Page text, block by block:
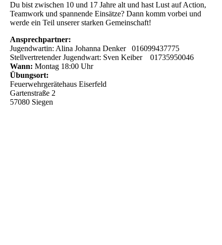
Du bist zwischen 10 und 17 Jahre alt und hast Lust auf Action,
Teamwork und spannende Einsätze? Dann komm vorbei und
werde ein Teil unserer starken Gemeinschaft!
Ansprechpartner:
Jugendwartin: Alina Johanna Denker 016099437775
Stellvertretender Jugendwart: Sven Keiber 01735950046
Wann: Montag 18:00 Uhr
Übungsort:
Feuerwehrgerätehaus Eiserfeld
Gartenstraße 2
57080 Siegen